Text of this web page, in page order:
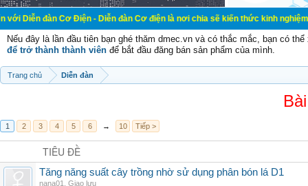
Cơ Điện - Diễn đàn Cơ điện là nơi chia sẽ kiến thức kinh nghiệm trong
Nếu đây là lần đầu tiên bạn ghé thăm dmec.vn và có thắc mắc, bạn có
để trở thành thành viên để bắt đầu đăng bán sản phẩm của mình.
Trang chủ Diễn đàn
1 2 3 4 5 6 → 10 Tiếp >
TIÊU ĐỀ
Tăng năng suất cây trồng nhờ sử dụng phân bón lá D1
nana01
Giao lưu